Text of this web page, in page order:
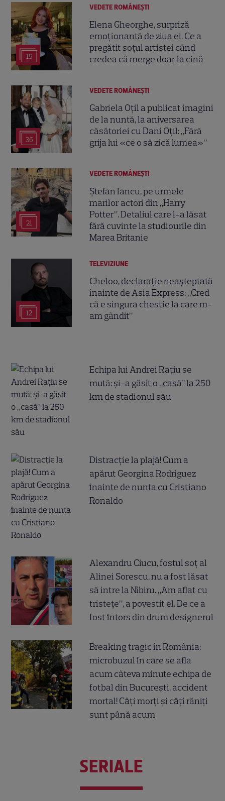
15
VEDETE ROMÂNEŞTI
Elena Gheorghe, surpriză
emoționantă de ziua ei. Ce a
pregătit soțul artistei când
credea că merge doar la cină
36
VEDETE ROMÂNEŞTI
Gabriela Oțil a publicat imagini
de la nuntă, la aniversarea
căsătoriei cu Dani Oțil: „Fără
grija lui «ce o să zică lumea»”
21
VEDETE ROMÂNEŞTI
Ștefan Iancu, pe urmele
marilor actori din „Harry
Potter”. Detaliul care l-a lăsat
fără cuvinte la studiourile din
Marea Britanie
12
TELEVIZIUNE
Cheloo, declarație neașteptată
înainte de Asia Express: „Cred
că e singura chestie la care m-
am gândit”
Echipa lui Andrei Rațiu se
mută: și-a găsit o „casă” la 250
km de stadionul său
Distracție la plajă! Cum a
apărut Georgina Rodriguez
înainte de nunta cu Cristiano
Ronaldo
Alexandru Ciucu, fostul soț al
Alinei Sorescu, nu a fost lăsat
să intre la Nibiru. „Am aflat cu
tristețe”, a povestit el. De ce a
fost întors din drum designerul
Breaking tragic în România:
microbuzul în care se afla
acum câteva minute echipa de
fotbal din București, accident
mortal! Câți morți și câți răniți
sunt până acum
SERIALE